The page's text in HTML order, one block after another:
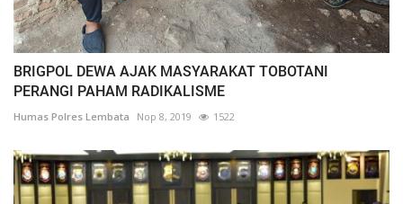
BRIGPOL DEWA AJAK MASYARAKAT TOBOTANI
PERANGI PAHAM RADIKALISME
Humas Polres Lembata Nop 8, 2019 1522